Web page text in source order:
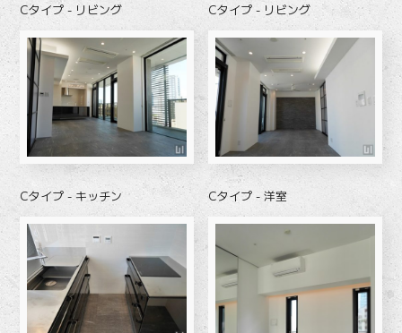
Cタイプ - リビング Cタイプ - リビング
Cタイプ - キッチン Cタイプ - 洋室